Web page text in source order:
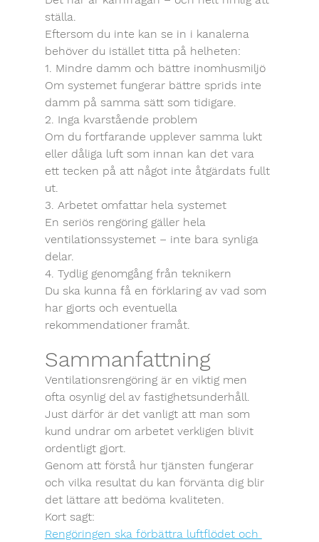
ställa.
Eftersom du inte kan se in i kanalerna
behöver du istället titta på helheten:
1. Mindre damm och bättre inomhusmiljö
Om systemet fungerar bättre sprids inte
damm på samma sätt som tidigare.
2. Inga kvarstående problem
Om du fortfarande upplever samma lukt
eller dåliga luft som innan kan det vara
ett tecken på att något inte åtgärdats fullt
ut.
3. Arbetet omfattar hela systemet
En seriös rengöring gäller hela
ventilationssystemet – inte bara synliga
delar.
4. Tydlig genomgång från teknikern
Du ska kunna få en förklaring av vad som
har gjorts och eventuella
rekommendationer framåt.
Sammanfattning
Ventilationsrengöring är en viktig men
ofta osynlig del av fastighetsunderhåll.
Just därför är det vanligt att man som
kund undrar om arbetet verkligen blivit
ordentligt gjort.
Genom att förstå hur tjänsten fungerar
och vilka resultat du kan förvänta dig blir
det lättare att bedöma kvaliteten.
Kort sagt:
Rengöringen ska förbättra luftflödet och